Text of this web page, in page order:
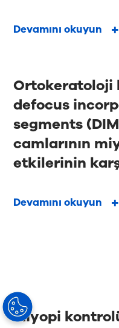
Devamını okuyun
Ortokeratoloji
defocus
segments
camlarının
etkilerinin
Devamını okuyun
Miyopi